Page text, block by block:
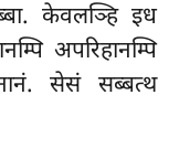
केवलञ्हि इध
अपरिहानम्पि
नानं. सेसं सब्बत्थ